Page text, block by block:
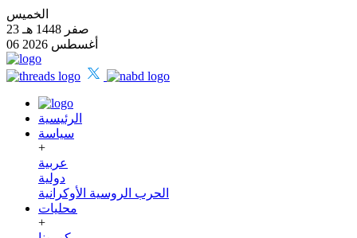
الخميس
23 صفر 1448 هـ
06 أغسطس 2026
الرئيسية
سياسة
+
عربية
دولية
الحرب الروسية الأوكرانية
محليات
+